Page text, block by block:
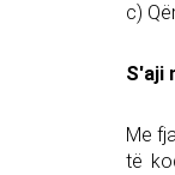
c)
S'aji
Me
të